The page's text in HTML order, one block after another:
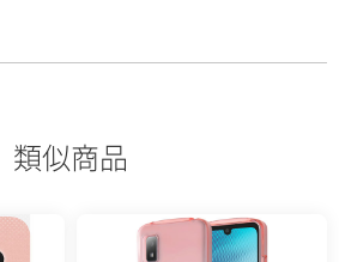
類似商品